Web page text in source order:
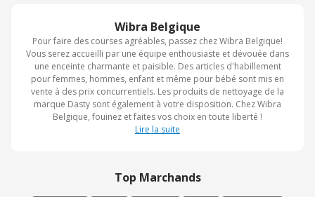
Wibra Belgique
Pour faire des courses agréables, passez chez Wibra Belgique!
Vous serez accueilli par une équipe enthousiaste et dévouée dans
une enceinte charmante et paisible. Des articles d'habillement
pour femmes, hommes, enfant et même pour bébé sont mis en
vente à des prix concurrentiels. Les produits de nettoyage de la
marque Dasty sont également à votre disposition. Chez Wibra
Belgique, fouinez et faites vos choix en toute liberté !
Lire la suite
Top Marchands